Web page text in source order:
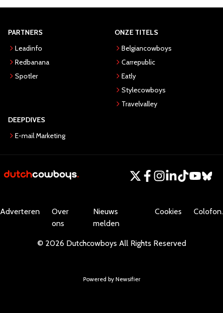
PARTNERS
Leadinfo
Redbanana
Spotler
ONZE TITELS
Belgiancowboys
Carrepublic
Eatly
Stylecowboys
Travelvalley
DEEPDIVES
E-mail Marketing
Adverteren
Over
ons
Nieuws
melden
Cookies Colofon.
© 2026 Dutchcowboys All Rights Reserved
Powered by Newsifier